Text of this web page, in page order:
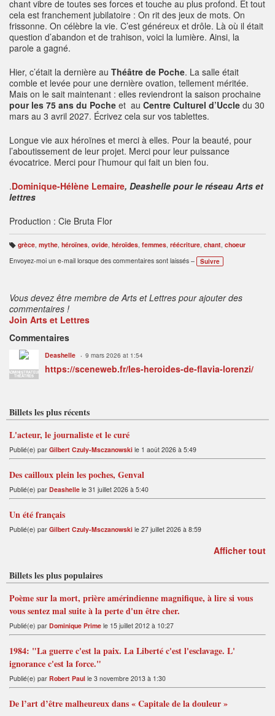
chant vibre de toutes ses forces et touche au plus profond. Et tout
cela est franchement jubilatoire : On rit des jeux de mots. On
frissonne. On célèbre la vie. C’est généreux et drôle. Là où il était
question d’abandon et de trahison, voici la lumière. Ainsi, la
parole a gagné.
Hier, c’était la dernière au Théâtre de Poche. La salle était
comble et levée pour une dernière ovation, tellement méritée.
Mais on le sait maintenant : elles reviendront la saison prochaine
pour les 75 ans du Poche et au Centre Culturel d’Uccle du 30
mars au 3 avril 2027. Écrivez cela sur vos tablettes.
Longue vie aux héroïnes et merci à elles. Pour la beauté, pour
l’aboutissement de leur projet. Merci pour leur puissance
évocatrice. Merci pour l’humour qui fait un bien fou.
.Dominique-Hélène Lemaire, Deashelle pour le réseau Arts et
lettres
Production : Cie Bruta Flor
B
ali
s
grèce, mythe, héroïnes, ovide, héroïdes, femmes, réécriture, chant, choeur
Envoyez-moi un e-mail lorsque des commentaires sont laissés –
Suivre
Vous devez être membre de Arts et Lettres pour ajouter des
commentaires !
Join Arts et Lettres
Commentaires
ADMINISTRATEUR
THÉÂTRES
Deashelle 9 mars 2026 at 1:54
https://sceneweb.fr/les-heroides-de-flavia-lorenzi/
Billets les plus récents
L'acteur, le journaliste et le curé
Publié(e) par Gilbert Czuly-Msczanowski le 1 août 2026 à 5:49
Des cailloux plein les poches, Genval
Publié(e) par Deashelle le 31 juillet 2026 à 5:40
Un été français
Publié(e) par Gilbert Czuly-Msczanowski le 27 juillet 2026 à 8:59
Afficher tout
Billets les plus populaires
Poème sur la mort, prière amérindienne magnifique, à lire si vous
vous sentez mal suite à la perte d'un être cher.
Publié(e) par Dominique Prime le 15 juillet 2012 à 10:27
1984: "La guerre c'est la paix. La Liberté c'est l'esclavage. L'
ignorance c'est la force."
Publié(e) par Robert Paul le 3 novembre 2013 à 1:30
De l’art d’être malheureux dans « Capitale de la douleur »